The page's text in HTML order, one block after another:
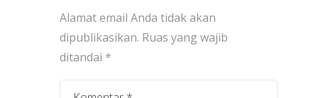
Alamat email Anda tidak akan
dipublikasikan. Ruas yang wajib
ditandai *